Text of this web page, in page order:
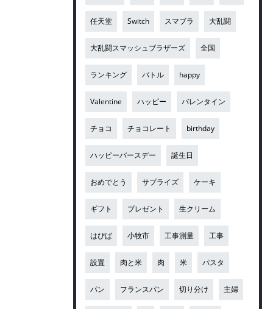
任天堂 Switch スマブラ 大乱闘
大乱闘スマッシュブラザーズ 全国
ランキング バトル happy
Valentine ハッピー バレンタイン
チョコ チョコレート birthday
ハッピーバースデー 誕生日
おめでとう サプライズ ケーキ
ギフト プレゼント 生クリーム
はぴば 小牧市 工事測量 工事
設置 肉と米 肉 米 パスタ
パン フランスパン 切り分け 主婦